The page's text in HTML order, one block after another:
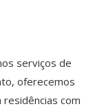
serviços de
oferecemos
com